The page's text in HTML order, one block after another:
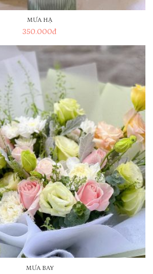
MƯA HẠ
350.000đ
MƯA BAY